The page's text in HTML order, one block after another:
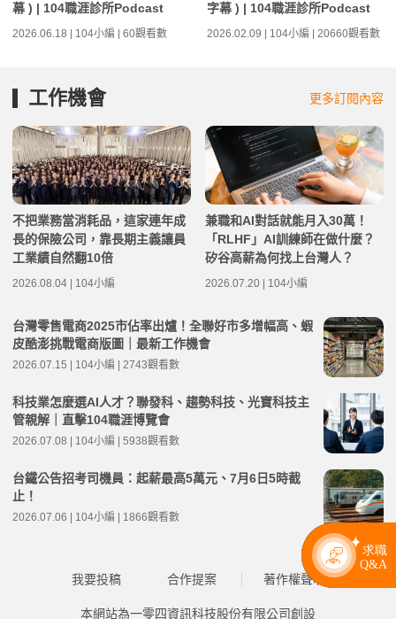
幕 ) | 104職涯診所Podcast
2026.06.18 | 104小編 | 60觀看數
字幕 ) | 104職涯診所Podcast
2026.02.09 | 104小編 | 20660觀看數
工作機會 更多訂閱內容
不把業務當消耗品，這家連年成
長的保險公司，靠長期主義讓員
工業績自然翻10倍
2026.08.04 | 104小編
兼職和AI對話就能月入30萬！
「RLHF」AI訓練師在做什麼？
矽谷高薪為何找上台灣人？
2026.07.20 | 104小編
台灣零售電商2025市佔率出爐！全聯好市多增幅高、蝦
皮酷澎挑戰電商版圖｜最新工作機會
2026.07.15 | 104小編 | 2743觀看數
科技業怎麼選AI人才？聯發科、趨勢科技、光寶科技主
管親解｜直擊104職涯博覽會
2026.07.08 | 104小編 | 5938觀看數
台鐵公告招考司機員：起薪最高5萬元、7月6日5時截
止！
2026.07.06 | 104小編 | 1866觀看數
我要投稿 合作提案 著作權聲明
本網站為一零四資訊科技股份有限公司創設